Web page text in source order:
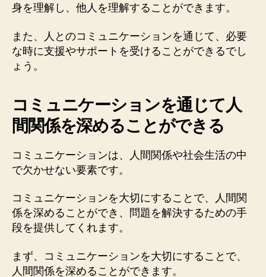
身を理解し、他人を理解することができます。
また、人とのコミュニケーションを通じて、必要
な時に支援やサポートを受けることができるでし
ょう。
コミュニケーションを通じて人
間関係を深めることができる
コミュニケーションは、人間関係や社会生活の中
で欠かせない要素です。
コミュニケーションを大切にすることで、人間関
係を深めることができ、問題を解決するための手
段を提供してくれます。
まず、コミュニケーションを大切にすることで、
人間関係を深めることができます。